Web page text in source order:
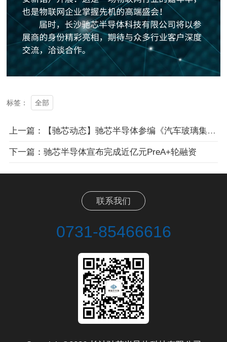
标签： 全部
上一篇：【驰芯动态】驰芯半导体参编《汽车玻璃集成UWB数字钥匙发展研究白皮书》
下一篇：驰芯半导体宣布完成近亿元PreA+轮融资
联系我们
0731-85466616